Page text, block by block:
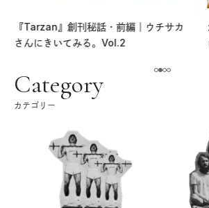
『Tarzan』創刊秘話・前編｜ウチサカ
さんにきいてみる。Vol.2
Category
カテゴリー